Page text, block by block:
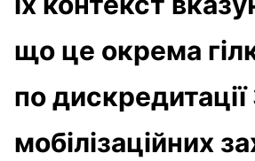
що це окрема
по дискредитації
мобілізаційних